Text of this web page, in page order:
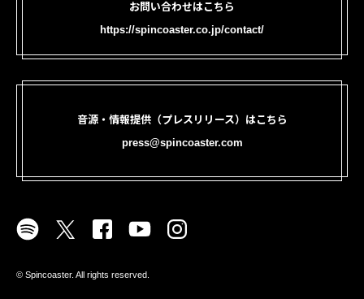
お問い合わせはこちら
https://spincoaster.co.jp/contact/
音源・情報提供（プレスリリース）はこちら
press@spincoaster.com
©︎ Spincoaster. All rights reserved.